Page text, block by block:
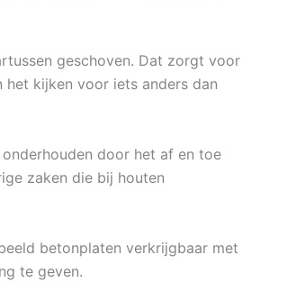
geschoven. Dat zorgt voor
het kijken voor iets anders dan
door het af en toe
zaken die bij houten
betonplaten verkrijgbaar met
te geven.